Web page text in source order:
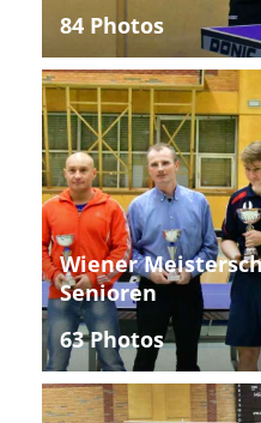
84 Photos
Wiener
Senioren
63 Photos